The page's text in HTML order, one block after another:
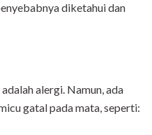
diketahui dan
alergi. Namun, ada
gatal pada mata, seperti: